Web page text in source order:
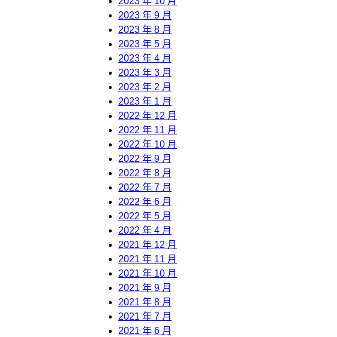
2023 年 9 月
2023 年 8 月
2023 年 5 月
2023 年 4 月
2023 年 3 月
2023 年 2 月
2023 年 1 月
2022 年 12 月
2022 年 11 月
2022 年 10 月
2022 年 9 月
2022 年 8 月
2022 年 7 月
2022 年 6 月
2022 年 5 月
2022 年 4 月
2021 年 12 月
2021 年 11 月
2021 年 10 月
2021 年 9 月
2021 年 8 月
2021 年 7 月
2021 年 6 月